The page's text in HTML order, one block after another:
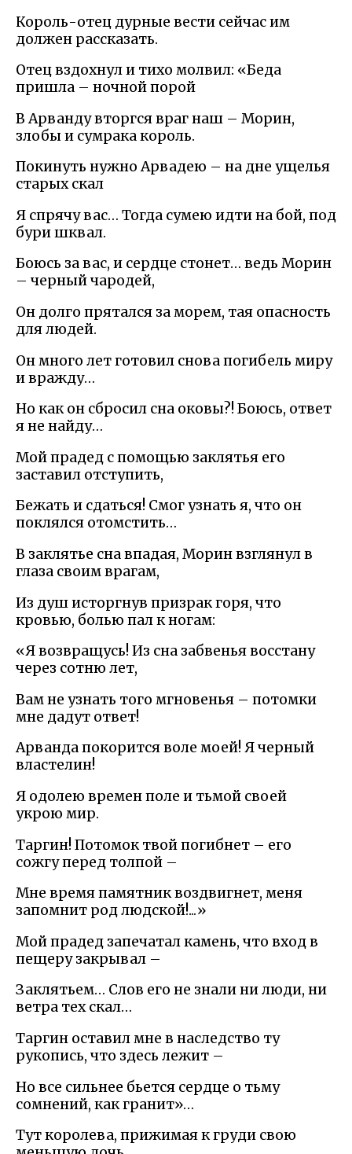
Король-отец дурные вести сейчас им
должен рассказать.
Отец вздохнул и тихо молвил: «Беда
пришла – ночной порой
В Арванду вторгся враг наш – Морин,
злобы и сумрака король.
Покинуть нужно Арвадею – на дне ущелья
старых скал
Я спрячу вас… Тогда сумею идти на бой, под
бури шквал.
Боюсь за вас, и сердце стонет… ведь Морин
– черный чародей,
Он долго прятался за морем, тая опасность
для людей.
Он много лет готовил снова погибель миру
и вражду…
Но как он сбросил сна оковы?! Боюсь, ответ
я не найду…
Мой прадед с помощью заклятья его
заставил отступить,
Бежать и сдаться! Смог узнать я, что он
поклялся отомстить…
В заклятье сна впадая, Морин взглянул в
глаза своим врагам,
Из душ исторгнув призрак горя, что
кровью, болью пал к ногам:
«Я возвращусь! Из сна забвенья восстану
через сотню лет,
Вам не узнать того мгновенья – потомки
мне дадут ответ!
Арванда покорится воле моей! Я черный
властелин!
Я одолею времен поле и тьмой своей
укрою мир.
Таргин! Потомок твой погибнет – его
сожгу перед толпой –
Мне время памятник воздвигнет, меня
запомнит род людской!...»
Мой прадед запечатал камень, что вход в
пещеру закрывал –
Заклятьем… Слов его не знали ни люди, ни
ветра тех скал…
Таргин оставил мне в наследство ту
рукопись, что здесь лежит –
Но все сильнее бьется сердце о тьму
сомнений, как гранит»…
Тут королева, прижимая к груди свою